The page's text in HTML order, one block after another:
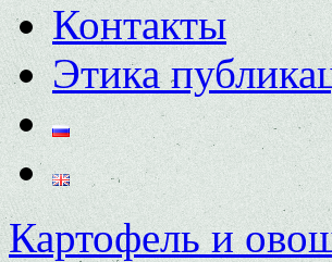
Контакты
Этика
Картофель и